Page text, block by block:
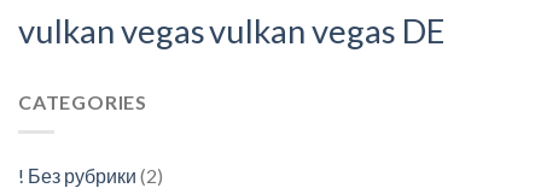
vulkan vegasvulkan vegas DE
CATEGORIES
! Без рубрики (2)